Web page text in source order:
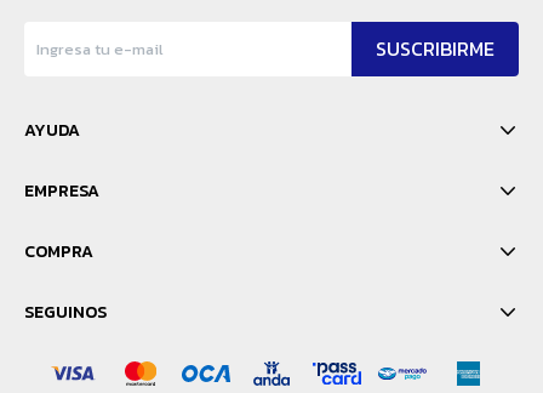
SUSCRIBIRME
AYUDA
EMPRESA
COMPRA
SEGUINOS